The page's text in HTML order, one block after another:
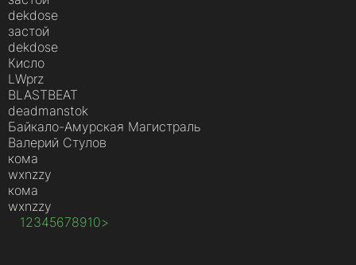
dekdose
застой
dekdose
Кисло
LWprz
BLASTBEAT
deadmanstok
Байкало-Амурская Магистраль
Валерий Стулов
кома
wxnzzy
кома
wxnzzy
12345678910>